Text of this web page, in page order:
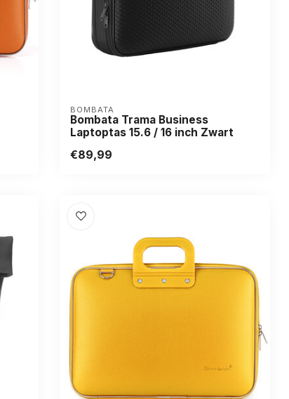
BOMBATA
Bombata Trama Business
Laptoptas 15.6 / 16 inch Zwart
€89,99